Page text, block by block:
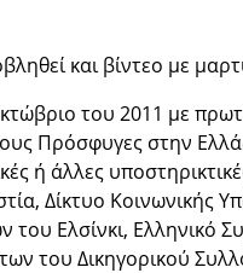
και βίντεο με
του 2011 με
Πρόσφυγες στην
ή άλλες
Δίκτυο
Ελσίνκι, Ελληνικό
του Δικηγορικού